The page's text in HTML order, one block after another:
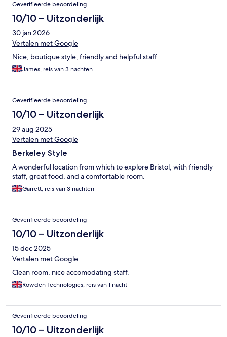
Geverifieerde beoordeling
10/10 – Uitzonderlijk
30 jan 2026
Vertalen met Google
Nice, boutique style, friendly and helpful staff
James, reis van 3 nachten
Geverifieerde beoordeling
10/10 – Uitzonderlijk
29 aug 2025
Vertalen met Google
Berkeley Style
A wonderful location from which to explore Bristol, with friendly
staff, great food, and a comfortable room.
Garrett, reis van 3 nachten
Geverifieerde beoordeling
10/10 – Uitzonderlijk
15 dec 2025
Vertalen met Google
Clean room, nice accomodating staff.
Rowden Technologies, reis van 1 nacht
Geverifieerde beoordeling
10/10 – Uitzonderlijk